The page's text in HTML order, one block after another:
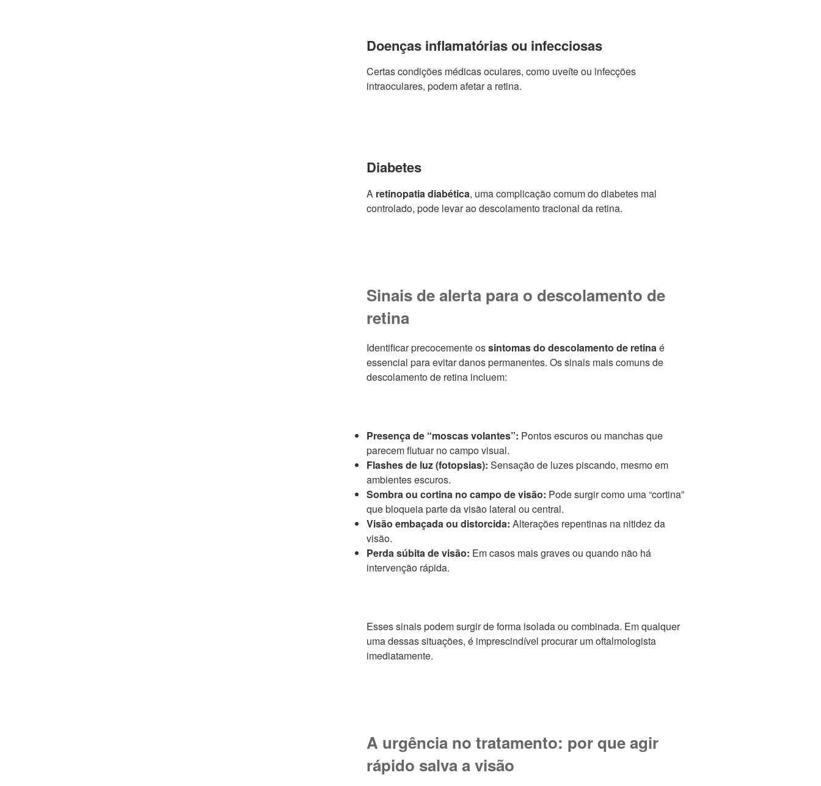
Doenças inflamatórias ou infecciosas
Certas condições médicas oculares, como uveíte ou infecções
intraoculares, podem afetar a retina.
Diabetes
A retinopatia diabética, uma complicação comum do diabetes mal
controlado, pode levar ao descolamento tracional da retina.
Sinais de alerta para o descolamento de
retina
Identificar precocemente ossintomas do descolamento de retinaé
essencial para evitar danos permanentes. Os sinais mais comuns de
descolamento de retina incluem:
Presença de “moscas volantes”: Pontos escuros ou manchas que
parecem flutuar no campo visual.
Flashes de luz (fotopsias): Sensação de luzes piscando, mesmo em
ambientes escuros.
Sombra ou cortina no campo de visão: Pode surgir como uma “cortina”
que bloqueia parte da visão lateral ou central.
Visão embaçada ou distorcida: Alterações repentinas na nitidez da
visão.
Perda súbita de visão: Em casos mais graves ou quando não há
intervenção rápida.
Esses sinais podem surgir de forma isolada ou combinada. Em qualquer
uma dessas situações, é imprescindível procurar um oftalmologista
imediatamente.
A urgência no tratamento: por que agir
rápido salva a visão